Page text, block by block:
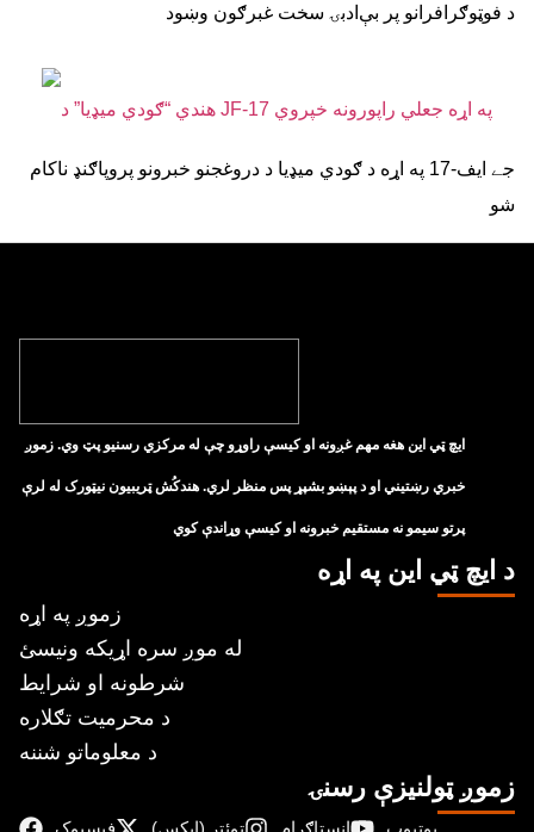
د فوټوګرافرانو پر بې‌ادبۍ سخت غبرګون وښود
جے ایف-17 په اړه د ګودي میډیا د دروغجنو خبرونو پروپاګنډ ناکام
شو
ايچ ټي اين هغه مهم غږونه او کيسې راوړو چې له مرکزي رسنيو پټ وي. زموږ
خبري رښتيني او د پېښو بشپړ پس منظر لري. هندکُش ټريبيون نيټورک له لرې
پرتو سيمو نه مستقيم خبرونه او کيسې وړاندې کوي
د ايچ ټي اين په اړه
زموږ په اړه
له موږ سره اړیکه ونیسئ
شرطونه او شرایط
د محرمیت تګلاره
د معلوماتو شننه
زموږ ټولنیزې رسنۍ
فېسبوک ټوئټر (ایکس) انسټاګرام یوتیوب